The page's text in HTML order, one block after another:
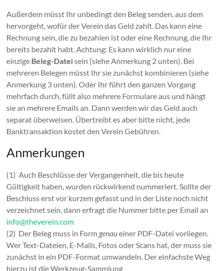
Außerdem müsst Ihr unbedingt den Beleg senden, aus dem
hervorgeht, wofür der Verein das Geld zahlt. Das kann eine
Rechnung sein, die zu bezahlen ist oder eine Rechnung, die Ihr
bereits bezahlt habt. Achtung: Es kann wirklich nur eine
einzige Beleg-Dateisein (siehe Anmerkung 2 unten). Bei
mehreren Belegen müsst Ihr sie zunächst kombinieren (siehe
Anmerkung 3 unten). Oder Ihr führt den ganzen Vorgang
mehrfach durch, füllt also mehrere Formulare aus und hängt
sie an mehrere Emails an. Dann werden wir das Geld auch
separat überweisen. Übertreibt es aber bitte nicht, jede
Banktransaktion kostet den Verein Gebühren.
Anmerkungen
(1) Auch Beschlüsse der Vergangenheit, die bis heute
Gültigkeit haben, wurden rückwirkend nummeriert. Sollte der
Beschluss erst vor kurzem gefasst und in der Liste noch nicht
verzeichnet sein, dann erfragt die Nummer bitte per Email an
info@theverein.com
(2) Der Beleg muss in Form genaueiner PDF-Datei vorliegen.
Wer Text-Dateien, E-Mails, Fotos oder Scans hat, der muss sie
zunächst in ein PDF-Format umwandeln. Der einfachste Weg
hierzu ist die Werkzeug-Sammlung